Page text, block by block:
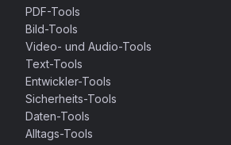
PDF-Tools
Bild-Tools
Video- und Audio-Tools
Text-Tools
Entwickler-Tools
Sicherheits-Tools
Daten-Tools
Alltags-Tools